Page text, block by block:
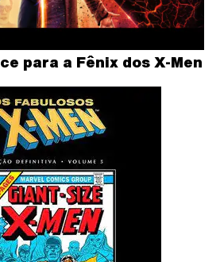
para a Fênix dos X-Men